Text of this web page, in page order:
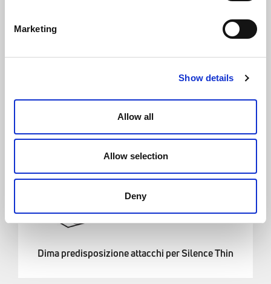
Marketing
Show details
Allow all
Allow selection
Deny
Dima predisposizione attacchi per Silence Thin